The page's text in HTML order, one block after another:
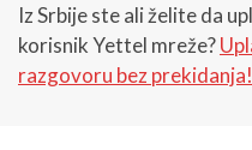
Iz Srbije ste ali želite da
korisnik Yettel mreže?
razgovoru bez prekidanja!